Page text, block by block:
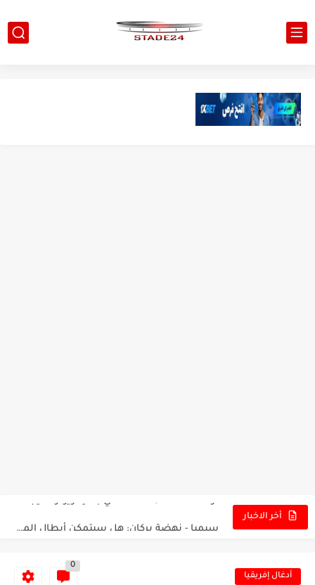
أخر الاخبار
البرنامج الكامل لنهائي البطولة بين الاتحاد المنستيري والنادي الإفريقي أدغال إفريقيا
0